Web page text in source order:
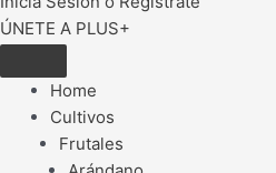
ÚNETE A PLUS+
Home
Cultivos
Frutales